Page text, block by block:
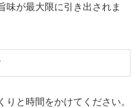
味が最大限に引き出されま
と時間をかけてください。